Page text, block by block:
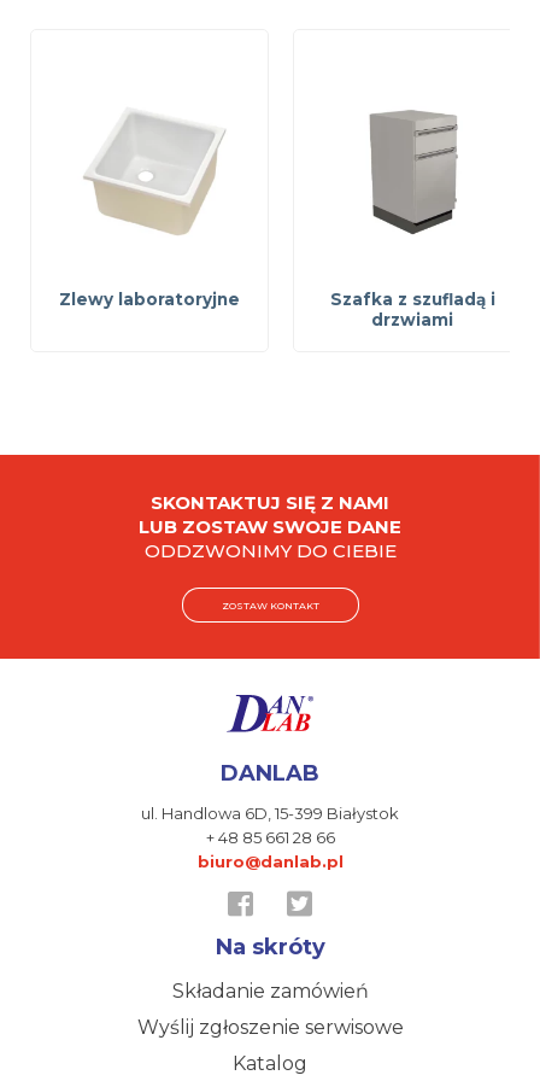
Zlewy laboratoryjne
Szafka z szufladą i
drzwiami
SKONTAKTUJ SIĘ Z NAMI
LUB ZOSTAW SWOJE DANE
ODDZWONIMY DO CIEBIE
ZOSTAW KONTAKT
DANLAB
ul. Handlowa 6D,15-399 Białystok
+ 48 85 661 28 66
biuro@danlab.pl
Na skróty
Składanie zamówień
Wyślij zgłoszenie serwisowe
Katalog